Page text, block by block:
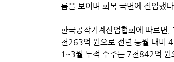
름을 보이며 회복 국면에 진입했
한국공작기계산업협회에 따르
천263억 원으로 전년 동월 대비
1~3월 누적 수주는 7천842억